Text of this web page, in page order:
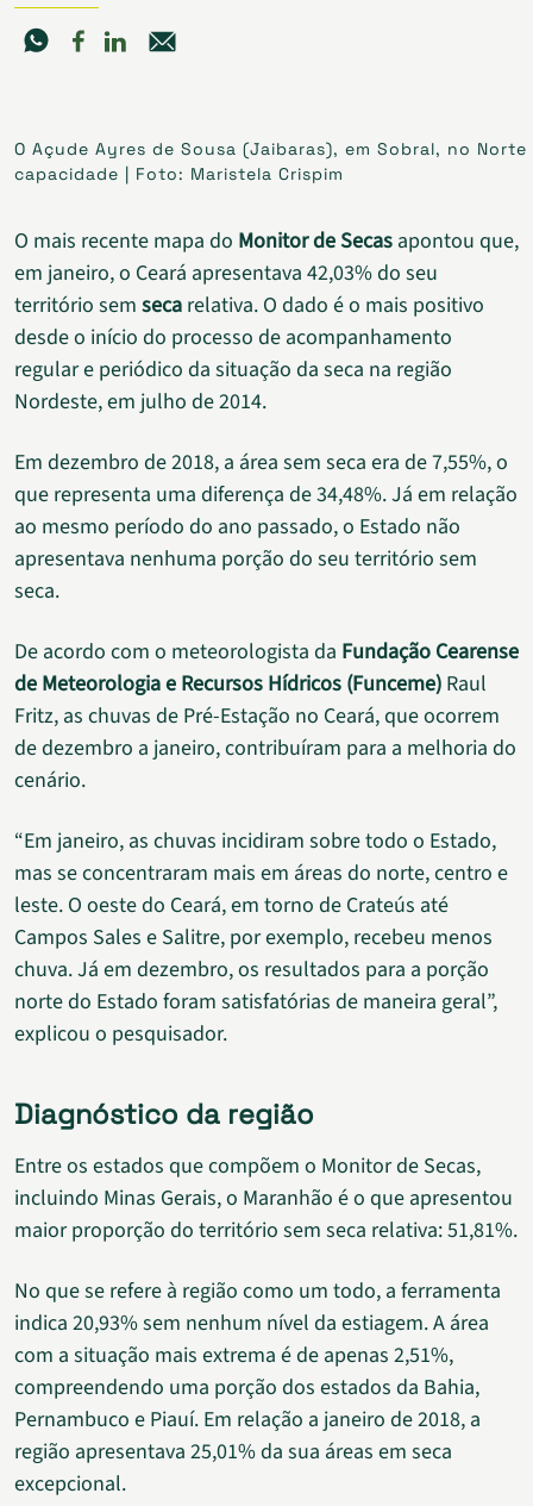
O Açude Ayres de Sousa (Jaibaras), em Sobral, no
capacidade | Foto: Maristela Crispim
O mais recente mapa do Monitor de Secas apontou que,
em janeiro, o Ceará apresentava 42,03% do seu
território sem seca relativa. O dado é o mais positivo
desde o início do processo de acompanhamento
regular e periódico da situação da seca na região
Nordeste, em julho de 2014.
Em dezembro de 2018, a área sem seca era de 7,55%, o
que representa uma diferença de 34,48%. Já em relação
ao mesmo período do ano passado, o Estado não
apresentava nenhuma porção do seu território sem
seca.
De acordo com o meteorologista da Fundação Cearense
de Meteorologia e Recursos Hídricos (Funceme) Raul
Fritz, as chuvas de Pré-Estação no Ceará, que ocorrem
de dezembro a janeiro, contribuíram para a melhoria do
cenário.
“Em janeiro, as chuvas incidiram sobre todo o Estado,
mas se concentraram mais em áreas do norte, centro e
leste. O oeste do Ceará, em torno de Crateús até
Campos Sales e Salitre, por exemplo, recebeu menos
chuva. Já em dezembro, os resultados para a porção
norte do Estado foram satisfatórias de maneira geral”,
explicou o pesquisador.
Diagnóstico da região
Entre os estados que compõem o Monitor de Secas,
incluindo Minas Gerais, o Maranhão é o que apresentou
maior proporção do território sem seca relativa: 51,81%.
No que se refere à região como um todo, a ferramenta
indica 20,93% sem nenhum nível da estiagem. A área
com a situação mais extrema é de apenas 2,51%,
compreendendo uma porção dos estados da Bahia,
Pernambuco e Piauí. Em relação a janeiro de 2018, a
região apresentava 25,01% da sua áreas em seca
excepcional.